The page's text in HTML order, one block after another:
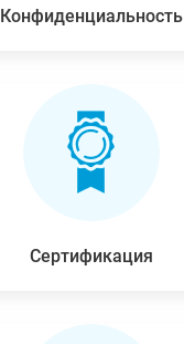
Конфиденциальность
Сертификация